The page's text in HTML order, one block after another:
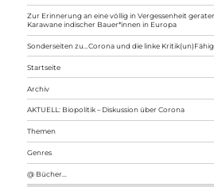
Zur Erinnerung an eine völlig in Vergessenheit
Karawane indischer Bauer*innen in Europa
Sonderseiten zu…Corona und die linke
Startseite
Archiv
AKTUELL: Biopolitik – Diskussion über Corona
Themen
Genres
@ Bücher…